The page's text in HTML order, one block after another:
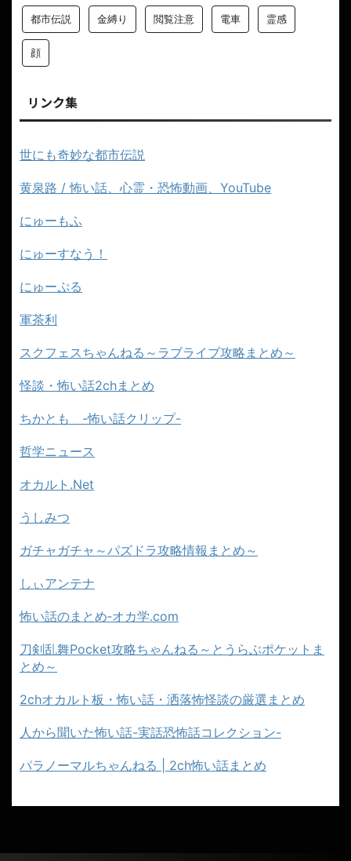
都市伝説 金縛り 閲覧注意 電車 霊感
顔
リンク集
世にも奇妙な都市伝説
黄泉路 / 怖い話、心霊・恐怖動画、YouTube
にゅーもふ
にゅーすなう！
にゅーぷる
軍茶利
スクフェスちゃんねる～ラブライブ攻略まとめ～
怪談・怖い話2chまとめ
ちかとも -怖い話クリップ-
哲学ニュース
オカルト.Net
うしみつ
ガチャガチャ～パズドラ攻略情報まとめ～
しぃアンテナ
怖い話のまとめ‐オカ学.com
刀剣乱舞Pocket攻略ちゃんねる～とうらぶポケットま
とめ～
2chオカルト板・怖い話・洒落怖怪談の厳選まとめ
人から聞いた怖い話-実話恐怖話コレクション-
パラノーマルちゃんねる | 2ch怖い話まとめ